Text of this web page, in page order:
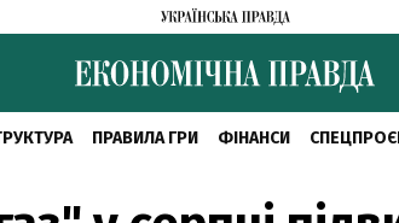
ПРАВИЛА ГРИ ФІНАНСИ